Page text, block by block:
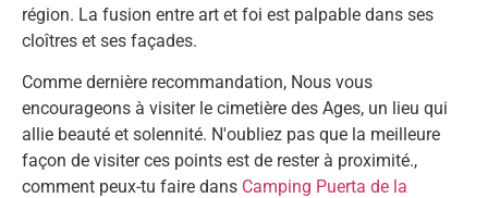
région. La fusion entre art et foi est palpable dans ses
cloîtres et ses façades.
Comme dernière recommandation, Nous vous
encourageons à visiter le cimetière des Ages, un lieu qui
allie beauté et solennité. N'oubliez pas que la meilleure
façon de visiter ces points est de rester à proximité.,
comment peux-tu faire dans Camping Puerta de la